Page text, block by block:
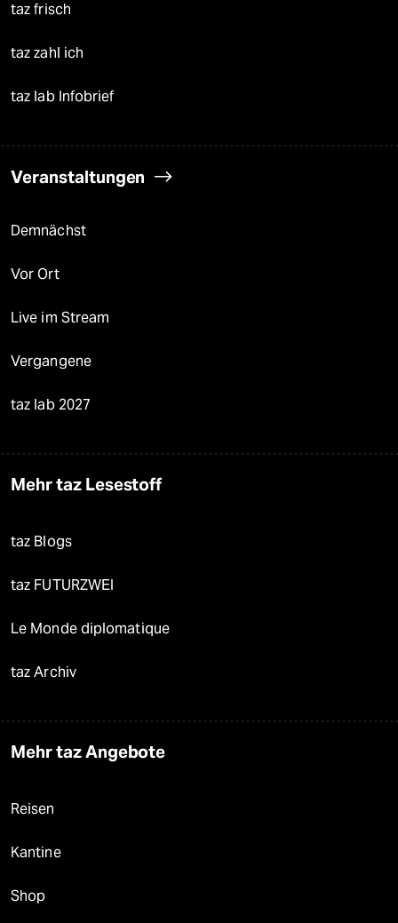
taz frisch
taz zahl ich
taz lab Infobrief
Veranstaltungen
Demnächst
Vor Ort
Live im Stream
Vergangene
taz lab 2027
Mehr taz Lesestoff
taz Blogs
taz FUTURZWEI
Le Monde diplomatique
taz Archiv
Mehr taz Angebote
Reisen
Kantine
Shop